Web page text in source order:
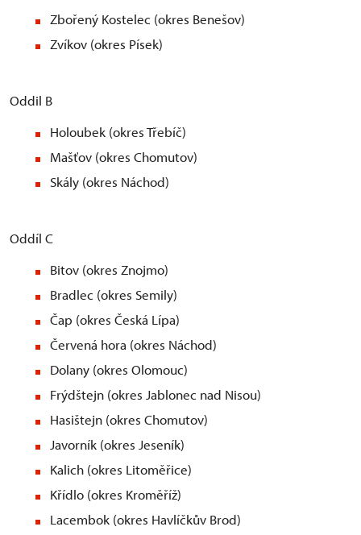
Zbořený Kostelec (okres Benešov)
Zvíkov (okres Písek)
Oddil B
Holoubek (okres Třebíč)
Mašťov (okres Chomutov)
Skály (okres Náchod)
Oddíl C
Bitov (okres Znojmo)
Bradlec (okres Semily)
Čap (okres Česká Lípa)
Červená hora (okres Náchod)
Dolany (okres Olomouc)
Frýdštejn (okres Jablonec nad Nisou)
Hasištejn (okres Chomutov)
Javorník (okres Jeseník)
Kalich (okres Litoměřice)
Křídlo (okres Kroměříž)
Lacembok (okres Havlíčkův Brod)